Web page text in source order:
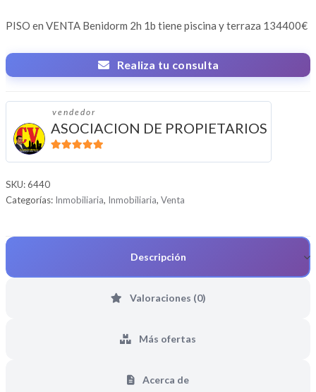
PISO en VENTA Benidorm 2h 1b tiene piscina y terraza 134400€
Realiza tu consulta
vendedor
ASOCIACION DE PROPIETARIOS
SKU:6440
Categorías: Inmobiliaria, Inmobiliaria, Venta
Descripción
Valoraciones (0)
Más ofertas
Acerca de